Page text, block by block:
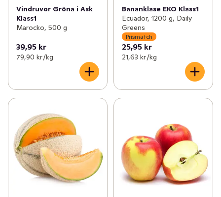
Vindruvor Gröna i Ask
Klass1
Marocko, 500 g
39,95 kr
79,90 kr /kg
Bananklase EKO Klass1
Ecuador, 1200 g, Daily
Greens
Prismatch
25,95 kr
21,63 kr /kg